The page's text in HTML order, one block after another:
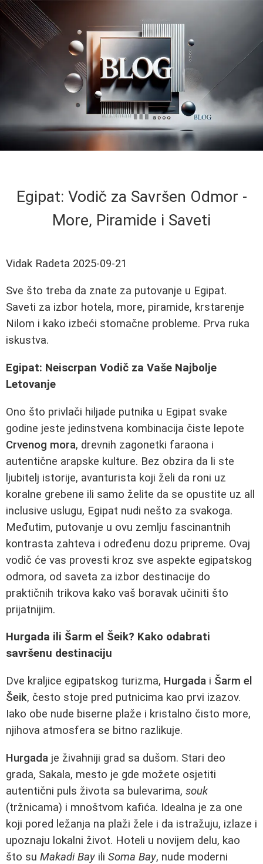
Egipat: Vodič za Savršen Odmor -
More, Piramide i Saveti
Vidak Radeta 2025-09-21
Sve što treba da znate za putovanje u Egipat.
Saveti za izbor hotela, more, piramide, krstarenje
Nilom i kako izbeći stomačne probleme. Prva ruka
iskustva.
Egipat: Neiscrpan Vodič za Vaše Najbolje
Letovanje
Ono što privlači hiljade putnika u Egipat svake
godine jeste jedinstvena kombinacija čiste lepote
Crvenog mora, drevnih zagonetki faraona i
autentične arapske kulture. Bez obzira da li ste
ljubitelj istorije, avanturista koji želi da roni uz
koralne grebene ili samo želite da se opustite uz all
inclusive uslugu, Egipat nudi nešto za svakoga.
Međutim, putovanje u ovu zemlju fascinantnih
kontrasta zahteva i određenu dozu pripreme. Ovaj
vodič će vas provesti kroz sve aspekte egipatskog
odmora, od saveta za izbor destinacije do
praktičnih trikova kako vaš boravak učiniti što
prijatnijim.
Hurgada ili Šarm el Šeik? Kako odabrati
savršenu destinaciju
Dve kraljice egipatskog turizma, Hurgada i Šarm el
Šeik, često stoje pred putnicima kao prvi izazov.
Iako obe nude biserne plaže i kristalno čisto more,
njihova atmosfera se bitno razlikuje.
Hurgada je živahniji grad sa dušom. Stari deo
grada, Sakala, mesto je gde možete osjetiti
autentični puls života sa bulevarima, souk
(tržnicama) i mnoštvom kafića. Idealna je za one
koji pored ležanja na plaži žele i da istražuju, izlaze i
upoznaju lokalni život. Hoteli u novijem delu, kao
što su Makadi Bay ili Soma Bay, nude moderni